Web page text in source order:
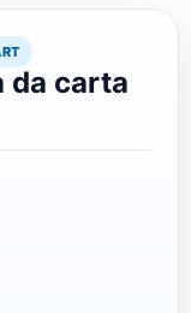
da carta